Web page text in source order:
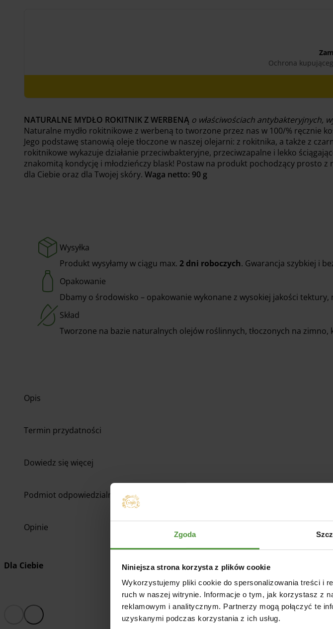
Zgoda
Niniejsza strona korzysta z plików cookie
Wykorzystujemy pliki cookie do spersonalizowania treści i
ruch w naszej witrynie. Informacje o tym, jak korzystasz z
reklamowym i analitycznym. Partnerzy mogą połączyć te
uzyskanymi podczas korzystania z ich usług.
NATURALNE MYDŁO ROKITNIK Z WERBENĄ o właściwościach antybakteryjnych,
Naturalne mydło rokitnikowe z werbeną to tworzone przez nas w 100/% ręcznie
Jego podstawę stanowią oleje tłoczone w naszej olejarni: z rokitnika, a także z
rokitnikowe wykazuje działanie przeciwbakteryjne, przeciwzapalne i lekko
znakomitą kondycję i młodzieńczy blask! Postaw na produkt pochodzący prosto
dla Ciebie oraz dla Twojej skóry. Waga netto: 90 g
Wysyłka
Produkt wysyłamy w ciągu max. 2 dni roboczych. Gwarancja szybkiej i
Opakowanie
Dbamy o środowisko – opakowanie wykonane z wysokiej jakości tektury,
Skład
Tworzone na bazie naturalnych olejów roślinnych, tłoczonych na zimno,
Opis
Termin przydatności
Dowiedz się więcej
Podmiot odpowiedzialny
Opinie
Dla Ciebie